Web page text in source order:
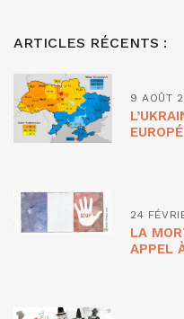
ARTICLES RÉCENTS :
9 AOÛT
24
LA
APPEL